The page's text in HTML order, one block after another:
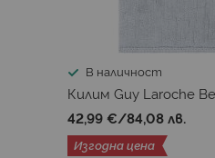
В наличност
Килим Guy Laroche
42,99 €/84,08 лв.
Изгодна цена